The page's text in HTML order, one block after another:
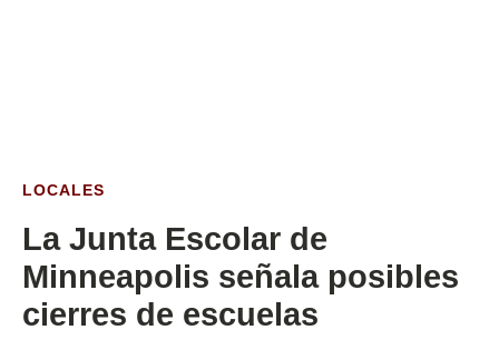
LOCALES
La Junta Escolar de
Minneapolis señala posibles
cierres de escuelas